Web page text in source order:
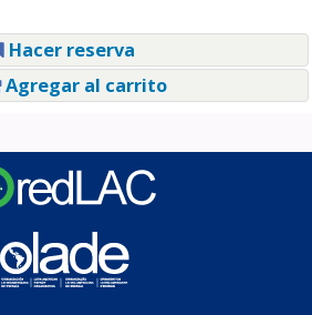
Hacer reserva
Agregar al carrito